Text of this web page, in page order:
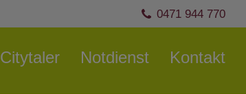
0471 944 770
Citytaler Notdienst Kontakt